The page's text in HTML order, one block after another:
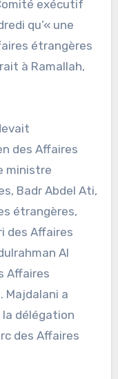
exécutif
qu’« une
étrangères
à Ramallah,
des Affaires
ministre
Badr Abdel Ati,
étrangères,
des Affaires
Al
Affaires
Majdalani a
la délégation
des Affaires